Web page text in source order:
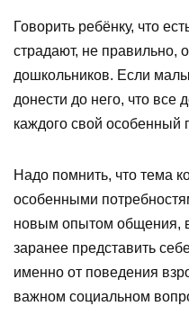
Говорить ребёнку, что
страдают, не правильно,
дошкольников. Если
донести до него, что все
каждого свой особенный
Надо помнить, что тема
особенными
новым опытом общения,
заранее представить
именно от поведения
важном социальном